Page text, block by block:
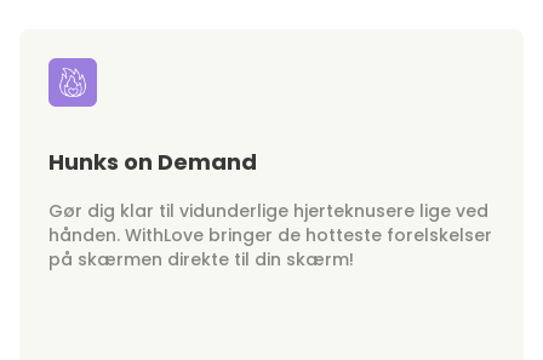
Hunks on Demand
Gør dig klar til vidunderlige hjerteknusere lige ved
hånden. WithLove bringer de hotteste forelskelser
på skærmen direkte til din skærm!